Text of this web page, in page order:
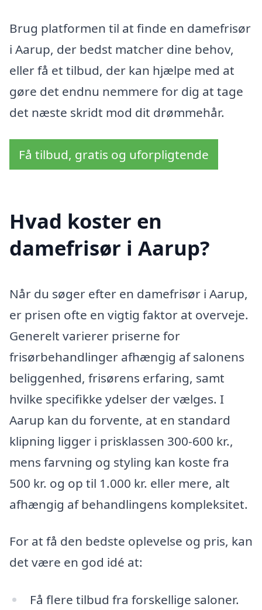
Brug platformen til at finde en damefrisør
i Aarup, der bedst matcher dine behov,
eller få et tilbud, der kan hjælpe med at
gøre det endnu nemmere for dig at tage
det næste skridt mod dit drømmehår.
Få tilbud, gratis og uforpligtende
Hvad koster en
damefrisør i Aarup?
Når du søger efter en damefrisør i Aarup,
er prisen ofte en vigtig faktor at overveje.
Generelt varierer priserne for
frisørbehandlinger afhængig af salonens
beliggenhed, frisørens erfaring, samt
hvilke specifikke ydelser der vælges. I
Aarup kan du forvente, at en standard
klipning ligger i prisklassen 300-600 kr.,
mens farvning og styling kan koste fra
500 kr. og op til 1.000 kr. eller mere, alt
afhængig af behandlingens kompleksitet.
For at få den bedste oplevelse og pris, kan
det være en god idé at:
Få flere tilbud fra forskellige saloner.